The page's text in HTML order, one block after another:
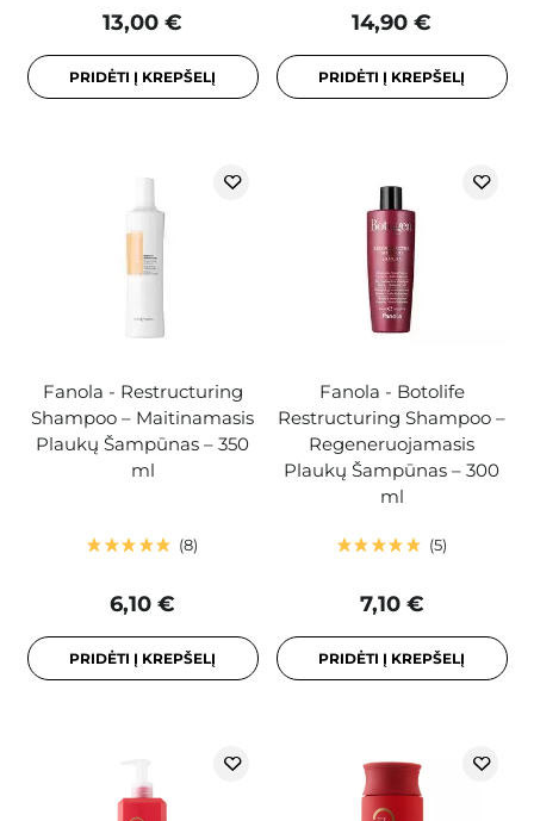
13,00 €
PRIDĖTI Į KREPŠELĮ
14,90 €
PRIDĖTI Į KREPŠELĮ
Fanola - Restructuring
Shampoo – Maitinamasis
Plaukų Šampūnas – 350
ml
8
6,10 €
PRIDĖTI Į KREPŠELĮ
Fanola - Botolife
Restructuring Shampoo –
Regeneruojamasis
Plaukų Šampūnas – 300
ml
5
7,10 €
PRIDĖTI Į KREPŠELĮ